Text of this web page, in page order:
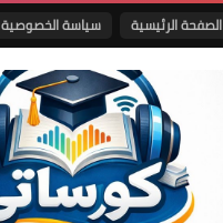
الصفحة الرئيسية سياسة الخصوصية